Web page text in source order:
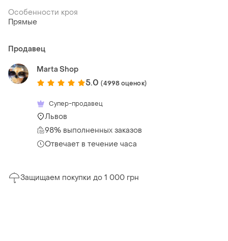
Особенности кроя
Прямые
Продавец
Marta Shop
5.0 (4998 оценок)
Супер-продавец
Львов
98% выполненных заказов
Отвечает в течение часа
Защищаем покупки до 1 000 грн